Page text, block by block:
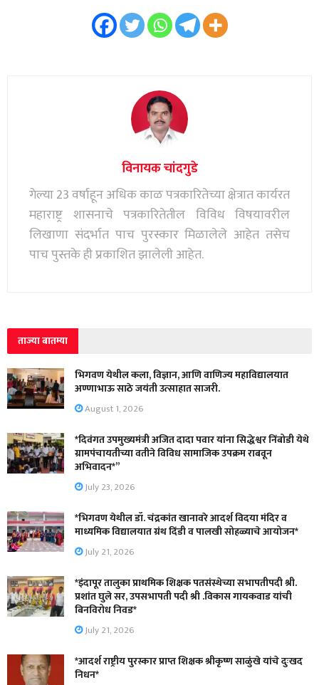
विनायक चांदगुडे
गेल्या 23 वर्षाहून अधिक काळ पत्रकारितेच्या क्षेत्रात कार्यरत
महाराष्ट्र शासनाचे पत्रकारितेतील विविध विषयावरील
लिखाणा संदर्भात पाच पुरस्कार मिळालेले आहेत तसेच
पाच पुस्तके ही प्रकाशित झालेली आहेत.
ताज्या बातम्या
भिगवण येथील कला, विज्ञान, आणि वाणिज्य महाविद्यालयात
अण्णाभाऊ साठे जयंती उत्साहात साजरी.
August 1, 2026
*दिवंगत उपमुख्यमंत्री अजित दादा पवार यांना सिद्धेश्वर निंबोडी येथे
ग्रामपंचायतीच्या वतीने विविध सामाजिक उपक्रम राबवून
अभिवादन*”
July 23, 2026
*भिगवण येथील डॉ. चंद्रकांत खानावरे आदर्श विदया मंदिर व
माध्यमिक विद्यालयात ग्रंथ दिंडी व पालखी सोहळ्याचे आयोजन*
July 21, 2026
*इंदापूर तालुका प्राथमिक शिक्षक पतसंस्थेच्या सभापतीपदी श्री.
प्रशांत घुले सर, उपसभापती पदी श्री .विकास गायकवाड यांची
बिनविरोध निवड*
July 21, 2026
*आदर्श राष्ट्रीय पुरस्कार प्राप्त शिक्षक श्रीकृष्ण साळुंखे यांचे दुःखद
निधन*